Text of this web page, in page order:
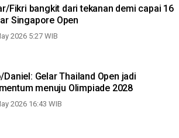
Fikri bangkit dari tekanan demi capai 16
Singapore Open
2026 5:27 WIB
Daniel: Gelar Thailand Open jadi
menuju Olimpiade 2028
2026 16:43 WIB